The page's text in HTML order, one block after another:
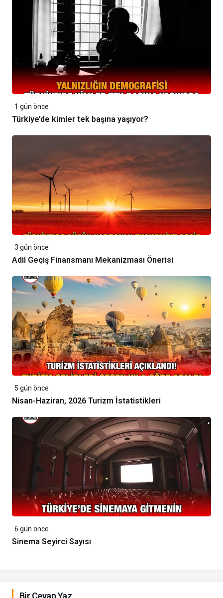
1 gün önce
Türkiye’de kimler tek başına yaşıyor?
3 gün önce
Adil Geçiş Finansmanı Mekanizması Önerisi
5 gün önce
Nisan-Haziran, 2026 Turizm İstatistikleri
6 gün önce
Sinema Seyirci Sayısı
Bir Cevap Yaz